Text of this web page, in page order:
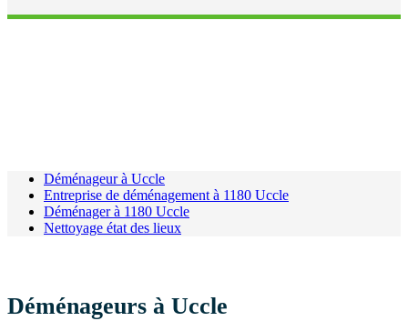
Déménageur à Uccle
Entreprise de déménagement à 1180 Uccle
Déménager à 1180 Uccle
Nettoyage état des lieux
Déménageurs à Uccle